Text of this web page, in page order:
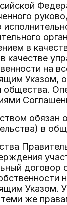
в
качестве
на
Указом,
общества.
обязан
в
Указом.
же